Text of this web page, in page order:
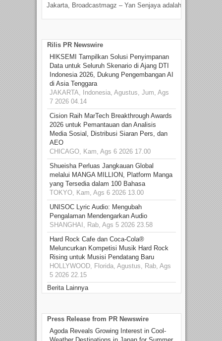
Jakarta, Broadcastmagz – Yan Senjaya adalah...
Rilis PR Newswire
HIKSEMI Tampilkan Solusi Penyimpanan
Data untuk Seluruh Skenario di Ajang DTI
Indonesia 2026, Dukung Pengembangan AI
di Asia Tenggara
JAKARTA, Indonesia, Agustus, Jum, Ags
7 2026 04.14
Cision Raih MarTech Breakthrough Awards
2026 untuk Pemantauan dan Analisis
Media Sosial, Distribusi Siaran Pers, dan
AEO
CHICAGO, Kam, Ags 6 2026 17.00
Shueisha Perluas Jangkauan Global
melalui MANGA MILLION, Platform Manga
yang Tersedia dalam 100 Bahasa
TOKYO, Kam, Ags 6 2026 13.00
UNISOC Lyric Audio: Mengubah
Pengalaman Mendengarkan Audio
SHANGHAI, Rab, Ags 5 2026 23.58
Hard Rock Cafe dan Coca-Cola®
Meluncurkan Kompetisi Musik Hard Rock
Rising untuk Musisi Pendatang Baru
HOLLYWOOD, Florida, Agustus, Rab, Ags
5 2026 22.15
Berita Lainnya
Press Release from PR Newswire
Agoda Reveals Growing Interest in Cool-